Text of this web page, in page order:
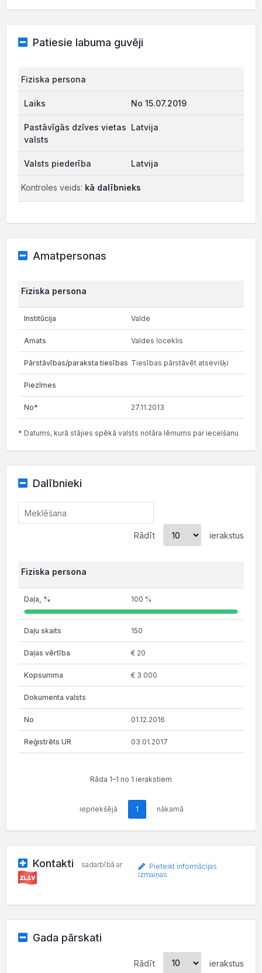
Patiesie labuma guvēji
Fiziska persona
No 15.07.2019
Latvija
Latvija
Kontroles veids: kā dalībnieks
Amatpersonas
Fiziska persona
Valde
Valdes loceklis
Tiesības pārstāvēt atsevišķi
27.11.2013
* Datums, kurā stājies spēkā valsts notāra lēmums par iecelšanu
Dalībnieki
Rādīt ierakstus
Fiziska persona
100 %
150
€ 20
€ 3 000
01.12.2016
03.01.2017
Rāda 1–1 no 1 ierakstiem
iepriekšējā 1 nākamā
Kontakti sadarbībā ar
Pieteikt informācijas
izmaiņas
Gada pārskati
Rādīt ierakstus